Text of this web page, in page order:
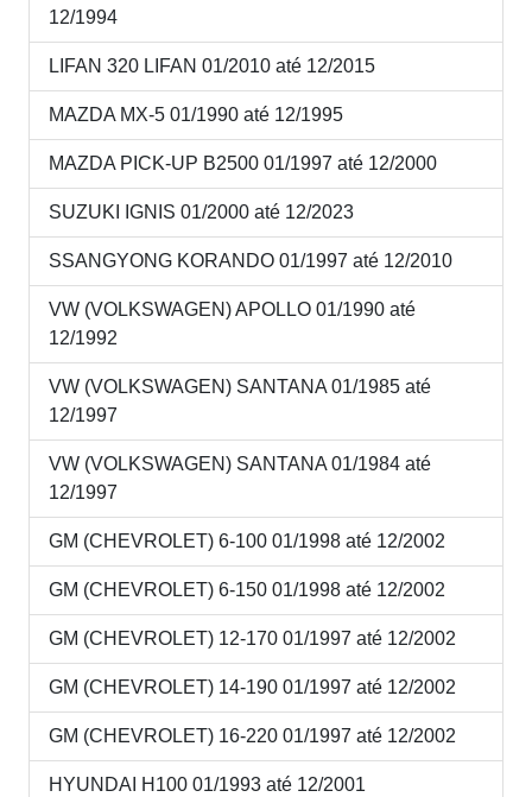
12/1994
LIFAN 320 LIFAN 01/2010 até 12/2015
MAZDA MX-5 01/1990 até 12/1995
MAZDA PICK-UP B2500 01/1997 até 12/2000
SUZUKI IGNIS 01/2000 até 12/2023
SSANGYONG KORANDO 01/1997 até 12/2010
VW (VOLKSWAGEN) APOLLO 01/1990 até
12/1992
VW (VOLKSWAGEN) SANTANA 01/1985 até
12/1997
VW (VOLKSWAGEN) SANTANA 01/1984 até
12/1997
GM (CHEVROLET) 6-100 01/1998 até 12/2002
GM (CHEVROLET) 6-150 01/1998 até 12/2002
GM (CHEVROLET) 12-170 01/1997 até 12/2002
GM (CHEVROLET) 14-190 01/1997 até 12/2002
GM (CHEVROLET) 16-220 01/1997 até 12/2002
HYUNDAI H100 01/1993 até 12/2001